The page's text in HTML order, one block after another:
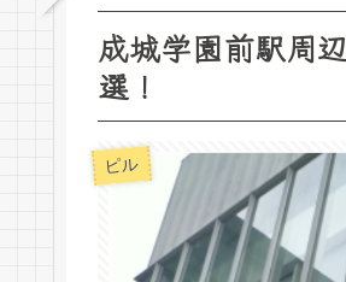
成城学園前駅周
選！
ピル